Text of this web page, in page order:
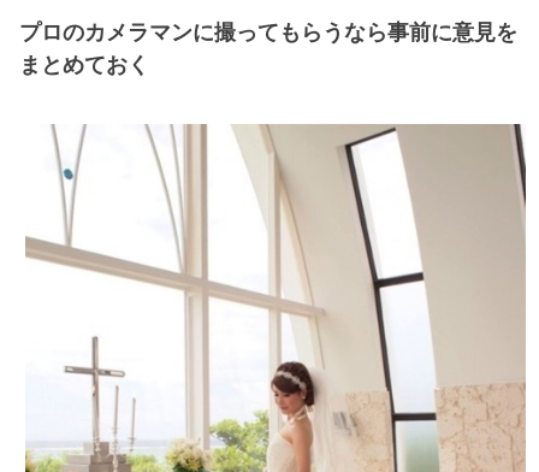
プロのカメラマンに撮ってもらうなら事前に意見を
まとめておく